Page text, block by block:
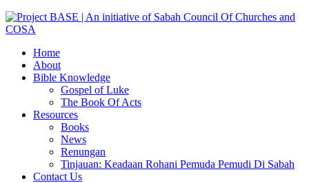
Home
About
Bible Knowledge
Gospel of Luke
The Book Of Acts
Resources
Books
News
Renungan
Tinjauan: Keadaan Rohani Pemuda Pemudi Di Sabah
Contact Us